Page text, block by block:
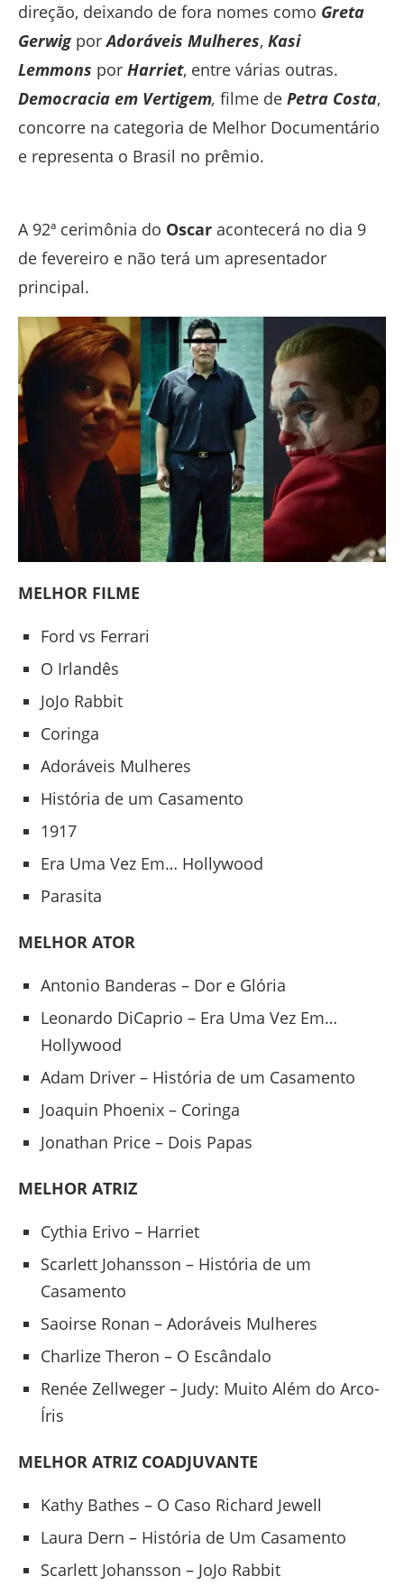
direção, deixando de fora nomes como Greta
GerwigporAdoráveis Mulheres, Kasi
Lemmons por Harriet, entre várias outras.
Democracia em Vertigem, filme de Petra Costa,
concorre na categoria de Melhor Documentário
e representa o Brasil no prêmio.
A 92ª cerimônia do Oscar acontecerá no dia 9
de fevereiro e não terá um apresentador
principal.
MELHOR FILME
Ford vs Ferrari
O Irlandês
JoJo Rabbit
Coringa
Adoráveis Mulheres
História de um Casamento
1917
Era Uma Vez Em… Hollywood
Parasita
MELHOR ATOR
Antonio Banderas – Dor e Glória
Leonardo DiCaprio – Era Uma Vez Em…
Hollywood
Adam Driver – História de um Casamento
Joaquin Phoenix – Coringa
Jonathan Price – Dois Papas
MELHOR ATRIZ
Cythia Erivo – Harriet
Scarlett Johansson – História de um
Casamento
Saoirse Ronan – Adoráveis Mulheres
Charlize Theron – O Escândalo
Renée Zellweger – Judy: Muito Além do Arco-
Íris
MELHOR ATRIZ COADJUVANTE
Kathy Bathes – O Caso Richard Jewell
Laura Dern – História de Um Casamento
Scarlett Johansson – JoJo Rabbit